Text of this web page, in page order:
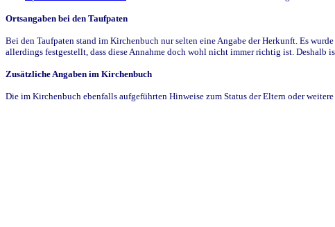
Ortsangaben bei den Taufpaten
Bei den Taufpaten stand im Kirchenbuch nur selten eine Angabe der Herkunft. Es
allerdings festgestellt, dass diese Annahme doch wohl nicht immer richtig ist. Deshalb
Zusätzliche Angaben im Kirchenbuch
Die im Kirchenbuch ebenfalls aufgeführten Hinweise zum Status der Eltern oder